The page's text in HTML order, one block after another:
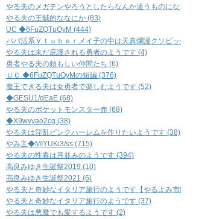
やる夫のメガテンやろうとしたらなんか違うものになったもの (60)
やる夫の王賊的ななにか (83)
UC ◆6FuZQTuOyM (444)
パパ活系Ｖｔｕｂｅｒメイ子の中は天真爛漫クソビッチ妻ユリカち
やる夫は未だ庇護される勇者のようです (4)
勇者やる夫の頼もしい仲間たち (6)
ＵＣ ◆6FuZQTuOyMの短編 (376)
魔王できる夫は女勇者で楽しむようです (52)
◆GESU1/dEaE (68)
やる夫のポケットモンスター赤 (68)
◆X9wvyao2cg (38)
やる夫は淫乱ピンクハーレムを作りたいようです (38)
やみ主◆MIYUKi3/ss (715)
やる夫の性春は月並みのようです (394)
高良みゆき生誕祭2019 (10)
高良みゆき生誕祭2021 (6)
やる夫と奇妙なイタリア旅行のようです【やるよみ市編】 (36)
やる夫と奇妙なイタリア旅行のようです (37)
やる夫は悪魔でも愛するようです (2)